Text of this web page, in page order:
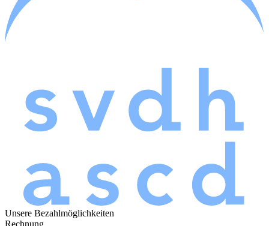
Unsere Bezahlmöglichkeiten
Rechnung